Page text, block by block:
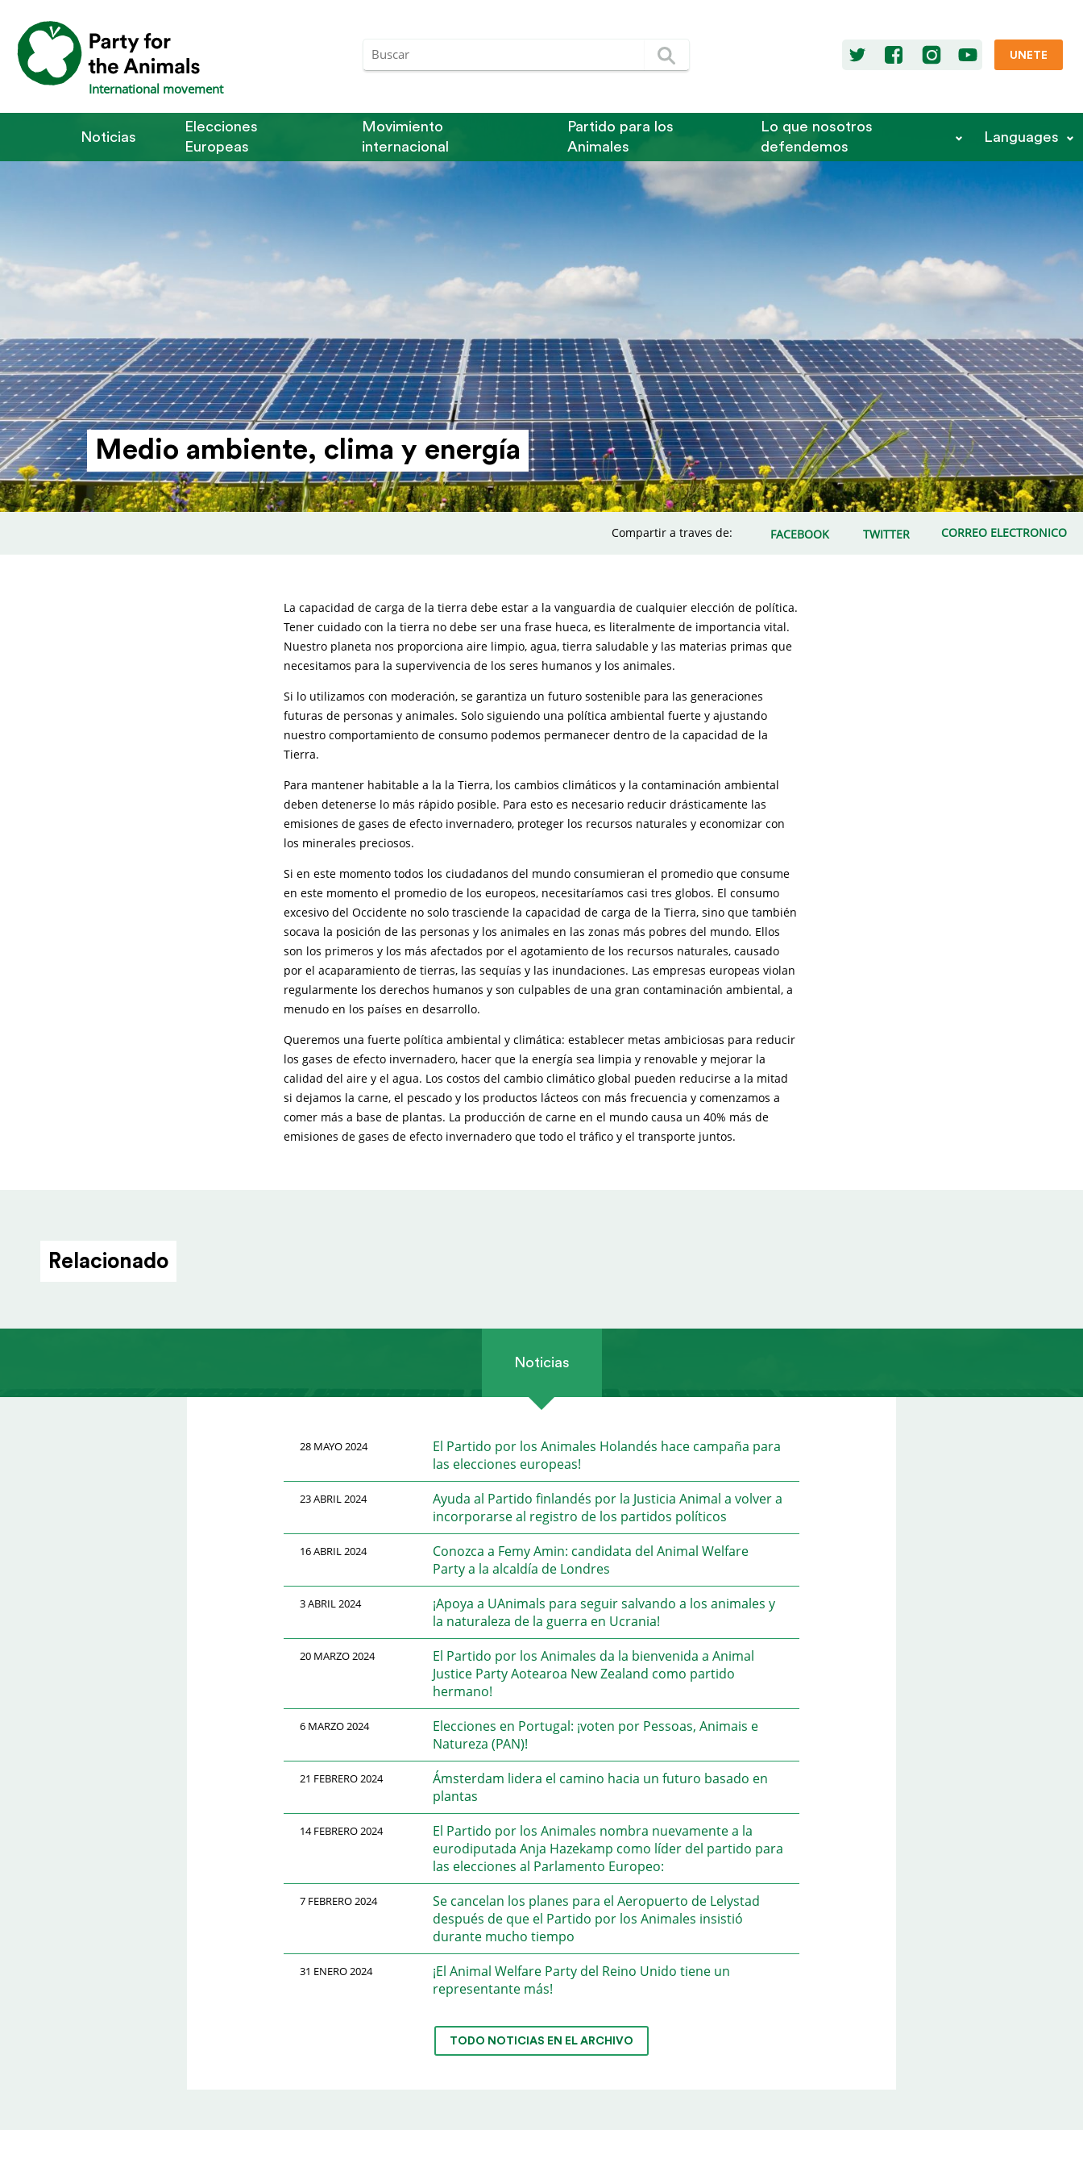
International movement
UNETE
Noticias
Elecciones
Europeas
Movimiento
internacional
Partido para los
Animales
Lo que nosotros
defendemos
Languages
Medio ambiente, clima y energía
Compartir a traves de: FACEBOOK TWITTER CORREO ELECTRONICO
La capacidad de carga de la tierra debe estar a la vanguardia de cualquier elección de política.
Tener cuidado con la tierra no debe ser una frase hueca, es literalmente de importancia vital.
Nuestro planeta nos proporciona aire limpio, agua, tierra saludable y las materias primas que
necesitamos para la supervivencia de los seres humanos y los animales.
Si lo utilizamos con moderación, se garantiza un futuro sostenible para las generaciones
futuras de personas y animales. Solo siguiendo una política ambiental fuerte y ajustando
nuestro comportamiento de consumo podemos permanecer dentro de la capacidad de la
Tierra.
Para mantener habitable a la la Tierra, los cambios climáticos y la contaminación ambiental
deben detenerse lo más rápido posible. Para esto es necesario reducir drásticamente las
emisiones de gases de efecto invernadero, proteger los recursos naturales y economizar con
los minerales preciosos.
Si en este momento todos los ciudadanos del mundo consumieran el promedio que consume
en este momento el promedio de los europeos, necesitaríamos casi tres globos. El consumo
excesivo del Occidente no solo trasciende la capacidad de carga de la Tierra, sino que también
socava la posición de las personas y los animales en las zonas más pobres del mundo. Ellos
son los primeros y los más afectados por el agotamiento de los recursos naturales, causado
por el acaparamiento de tierras, las sequías y las inundaciones. Las empresas europeas violan
regularmente los derechos humanos y son culpables de una gran contaminación ambiental, a
menudo en los países en desarrollo.
Queremos una fuerte política ambiental y climática: establecer metas ambiciosas para reducir
los gases de efecto invernadero, hacer que la energía sea limpia y renovable y mejorar la
calidad del aire y el agua. Los costos del cambio climático global pueden reducirse a la mitad
si dejamos la carne, el pescado y los productos lácteos con más frecuencia y comenzamos a
comer más a base de plantas. La producción de carne en el mundo causa un 40% más de
emisiones de gases de efecto invernadero que todo el tráfico y el transporte juntos.
Relacionado
Noticias
28 MAYO 2024
El Partido por los Animales Holandés hace campaña para
las elecciones europeas!
23 ABRIL 2024
Ayuda al Partido finlandés por la Justicia Animal a volver a
incorporarse al registro de los partidos políticos
16 ABRIL 2024
Conozca a Femy Amin: candidata del Animal Welfare
Party a la alcaldía de Londres
3 ABRIL 2024
¡Apoya a UAnimals para seguir salvando a los animales y
la naturaleza de la guerra en Ucrania!
20 MARZO 2024
El Partido por los Animales da la bienvenida a Animal
Justice Party Aotearoa New Zealand como partido
hermano!
6 MARZO 2024
Elecciones en Portugal: ¡voten por Pessoas, Animais e
Natureza (PAN)!
21 FEBRERO 2024
Ámsterdam lidera el camino hacia un futuro basado en
plantas
14 FEBRERO 2024
El Partido por los Animales nombra nuevamente a la
eurodiputada Anja Hazekamp como líder del partido para
las elecciones al Parlamento Europeo:
7 FEBRERO 2024
Se cancelan los planes para el Aeropuerto de Lelystad
después de que el Partido por los Animales insistió
durante mucho tiempo
31 ENERO 2024
¡El Animal Welfare Party del Reino Unido tiene un
representante más!
TODO NOTICIAS EN EL ARCHIVO